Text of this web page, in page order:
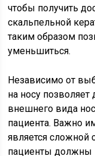
чтобы получить
скальпельной
таким образом
уменьшиться.
Независимо от
на носу позволяет
внешнего вида
пациента. Важно
является сложной
пациенты должны